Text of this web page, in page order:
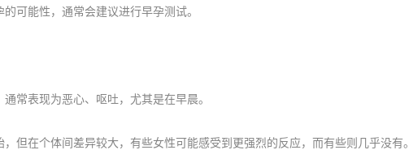
可能性，通常会建议进行早孕测试。
常表现为恶心、呕吐，尤其是在早晨。
但在个体间差异较大，有些女性可能感受到更强烈的反应，而有些则几乎没有。